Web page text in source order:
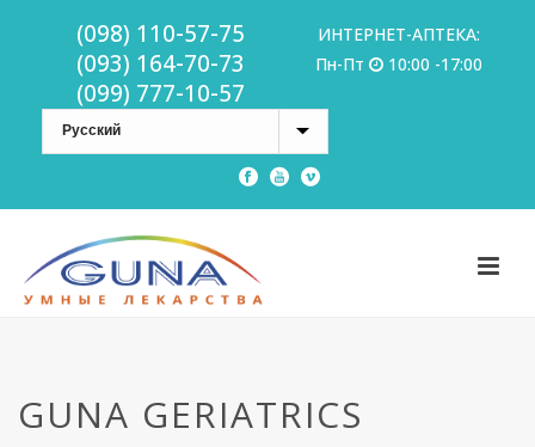
(098) 110-57-75
(093) 164-70-73
(099) 777-10-57
ИНТЕРНЕТ-АПТЕКА:
Пн-Пт
10:00 -17:00
GUNA GERIATRICS